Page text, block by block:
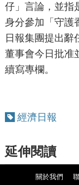
仔」言論，並指
身分參加「守護
日報集團提出辭
董事會今日批准
續寫專欄。
經濟日報
延伸閱讀
關於我們